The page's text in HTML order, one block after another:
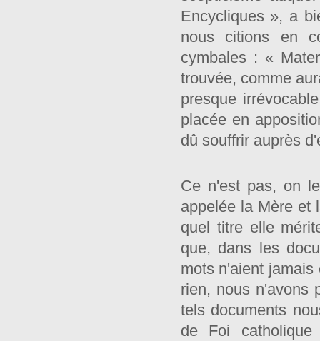
Encycliques », a
nous citions en
cymbales : «
trouvée, comme
presque
placée en
dû souffrir auprès
Ce n'est pas, on
appelée la Mère et
quel titre elle
que, dans les
mots n'aient
rien, nous n'avons
tels documents
de Foi